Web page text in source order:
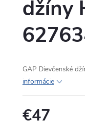
džíny
GAP Dievčenské
informácie
€47